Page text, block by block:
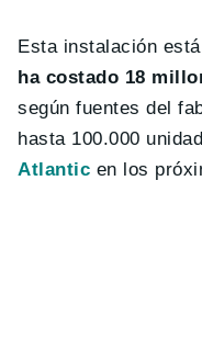
Esta instalación
ha costado 18
según fuentes del
hasta 100.000
Atlantic en los